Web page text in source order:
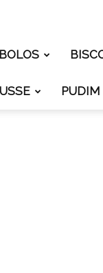
BOLOS
PUDIM